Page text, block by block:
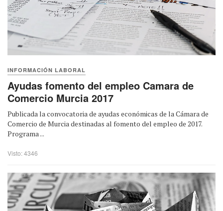
INFORMACIÓN LABORAL
Ayudas fomento del empleo Camara de
Comercio Murcia 2017
Publicada la convocatoria de ayudas económicas de la Cámara de
Comercio de Murcia destinadas al fomento del empleo de 2017.
Programa ...
Visto: 4346